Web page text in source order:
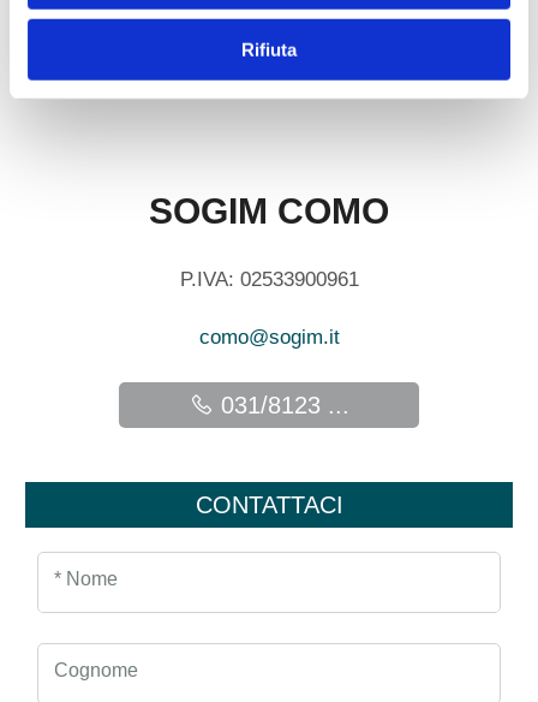
Rifiuta
SOGIM COMO
P.IVA: 02533900961
como@sogim.it
031/8123 ...
CONTATTACI
* Nome
Cognome